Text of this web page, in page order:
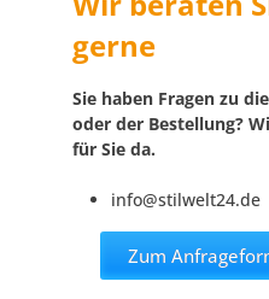
gerne
Sie haben Fragen zu
oder der Bestellung?
für Sie da.
info@stilwelt24.de
Zum